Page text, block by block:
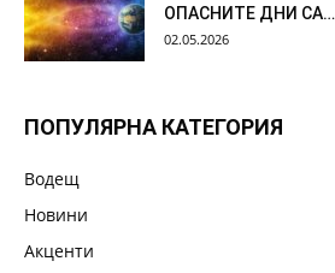
ОПАСНИТЕ ДНИ СА…
02.05.2026
ПОПУЛЯРНА КАТЕГОРИЯ
Водещ
Новини
Акценти